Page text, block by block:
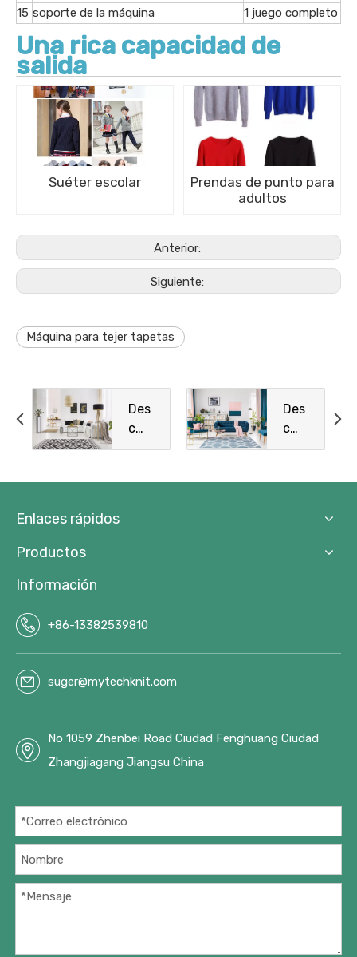
15 soporte de la máquina 1 juego completo
Una rica capacidad de
salida
Suéter escolar
Prendas de punto para
adultos
Anterior:
Siguiente:
Máquina para tejer tapetas
Des
c
Des
Des
c
c
Des
Des
c
Des
c
c
Des
c
Des
Des
c
Des
c
c
c
Enlaces rápidos
Productos
Información
+86-13382539810
suger@mytechknit.com
No 1059 Zhenbei Road Ciudad Fenghuang Ciudad
Zhangjiagang Jiangsu China